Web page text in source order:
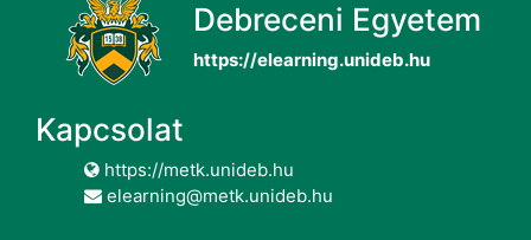
Debreceni Egyetem
https://elearning.unideb.hu
Kapcsolat
https://metk.unideb.hu
elearning@metk.unideb.hu